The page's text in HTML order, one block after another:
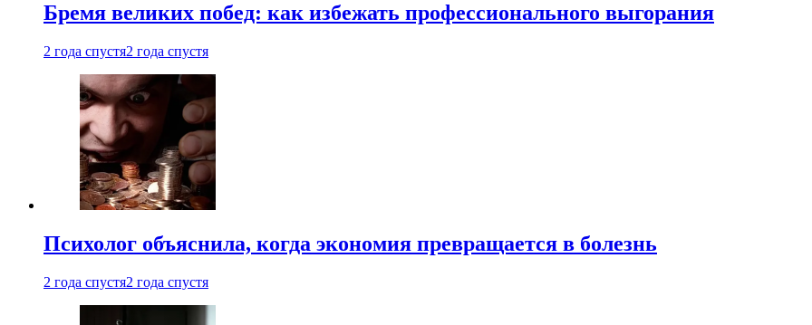
Бремя великих побед: как избежать профессионального выгорания
2 года спустя2 года спустя
Психолог объяснила, когда экономия превращается в болезнь
2 года спустя2 года спустя